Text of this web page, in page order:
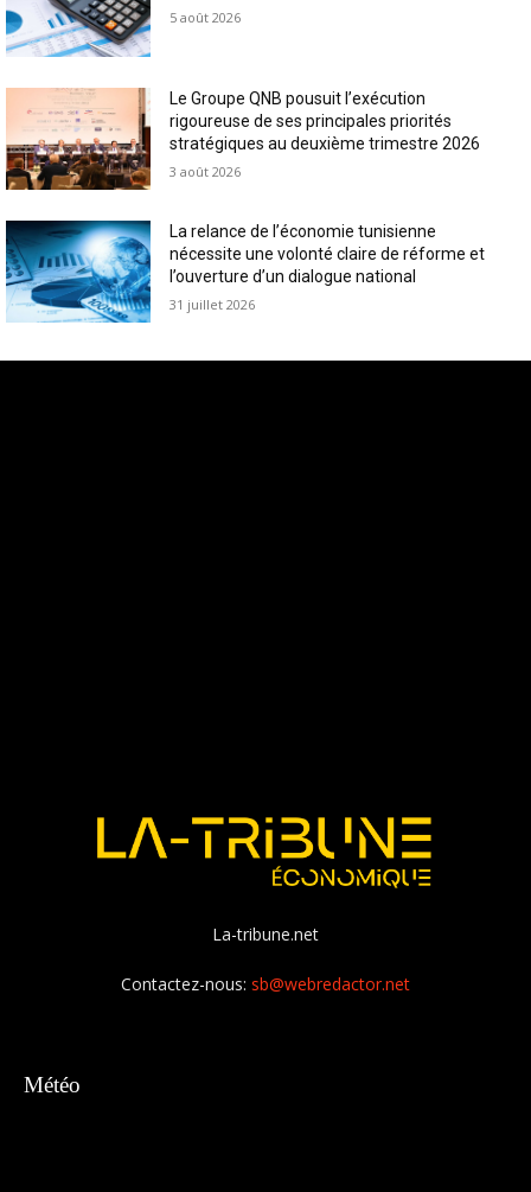
5 août 2026
Le Groupe QNB pousuit l’exécution
rigoureuse de ses principales priorités
stratégiques au deuxième trimestre 2026
3 août 2026
La relance de l’économie tunisienne
nécessite une volonté claire de réforme et
l’ouverture d’un dialogue national
31 juillet 2026
La-tribune.net
Contactez-nous: sb@webredactor.net
Météo